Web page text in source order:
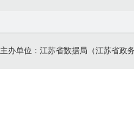
主办单位：江苏省数据局（江苏省政